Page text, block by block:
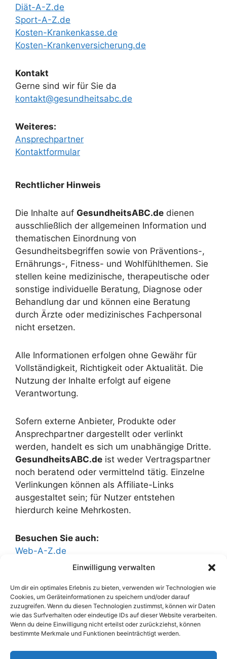
Einwilligung verwalten
Um dir ein optimales Erlebnis zu bieten, verwenden wir Technologien wie
Cookies, um Geräteinformationen zu speichern und/oder darauf
zuzugreifen. Wenn du diesen Technologien zustimmst, können wir Daten
wie das Surfverhalten oder eindeutige IDs auf dieser Website verarbeiten.
Wenn du deine Einwilligung nicht erteilst oder zurückziehst, können
bestimmte Merkmale und Funktionen beeinträchtigt werden.
Diät-A-Z.de
Sport-A-Z.de
Kosten-Krankenkasse.de
Kosten-Krankenversicherung.de
Kontakt
Gerne sind wir für Sie da
kontakt@gesundheitsabc.de
Weiteres:
Ansprechpartner
Kontaktformular
Rechtlicher Hinweis
Die Inhalte auf GesundheitsABC.de dienen
ausschließlich der allgemeinen Information und
thematischen Einordnung von
Gesundheitsbegriffen sowie von Präventions-,
Ernährungs-, Fitness- und Wohlfühlthemen. Sie
stellen keine medizinische, therapeutische oder
sonstige individuelle Beratung, Diagnose oder
Behandlung dar und können eine Beratung
durch Ärzte oder medizinisches Fachpersonal
nicht ersetzen.
Alle Informationen erfolgen ohne Gewähr für
Vollständigkeit, Richtigkeit oder Aktualität. Die
Nutzung der Inhalte erfolgt auf eigene
Verantwortung.
Sofern externe Anbieter, Produkte oder
Ansprechpartner dargestellt oder verlinkt
werden, handelt es sich um unabhängige Dritte.
GesundheitsABC.de ist weder Vertragspartner
noch beratend oder vermittelnd tätig. Einzelne
Verlinkungen können als Affiliate-Links
ausgestaltet sein; für Nutzer entstehen
hierdurch keine Mehrkosten.
Besuchen Sie auch:
Web-A-Z.de
Kosten-Auto.de
Kosten-Energie.de
Kosten-Gastronomie.de
Kosten-Haus.de
Kosten-Versicherung.de